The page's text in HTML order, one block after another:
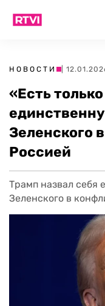
НОВОСТИ |
«Есть
Зеленского
Россией
Трамп назвал себя
Зеленского в